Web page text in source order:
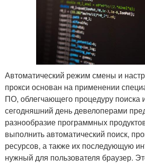
Автоматический режим смены и
прокси основан на применении
ПО, облегчающего процедуру поиска
сегодняшний день девелоперами
разнообразие программных
выполнить автоматический поиск,
ресурсов, а также их последующую
нужный для пользователя браузер.